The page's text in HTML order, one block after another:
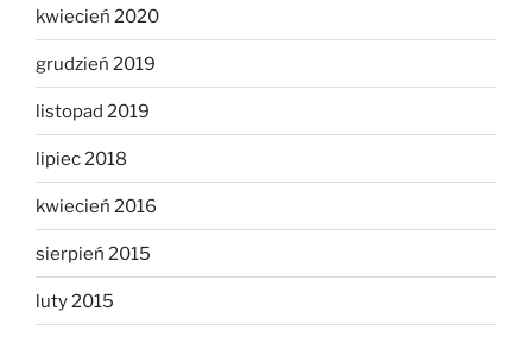
kwiecień 2020
grudzień 2019
listopad 2019
lipiec 2018
kwiecień 2016
sierpień 2015
luty 2015